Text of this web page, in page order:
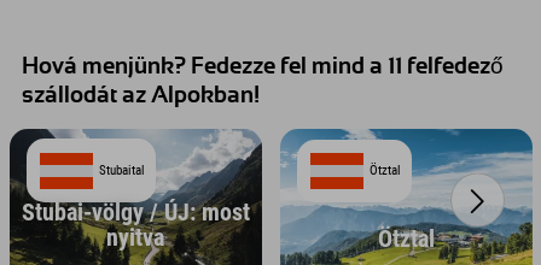
Hová menjünk? Fedezze fel mind a 11 felfedező
szállodát az Alpokban!
Stubaital
Stubai-völgy / ÚJ: most
nyitva
Ötztal
Ötztal